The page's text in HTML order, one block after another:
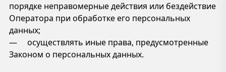
порядке неправомерные действия или бездействие
Оператора при обработке его персональных
данных;
— осуществлять иные права, предусмотренные
Законом о персональных данных.